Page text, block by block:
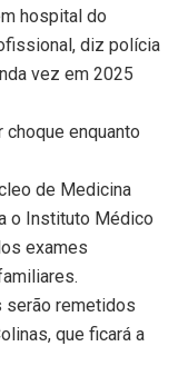
hospital do
diz polícia
vez em 2025
enquanto
de Medicina
o Instituto Médico
exames
serão remetidos
que ficará a